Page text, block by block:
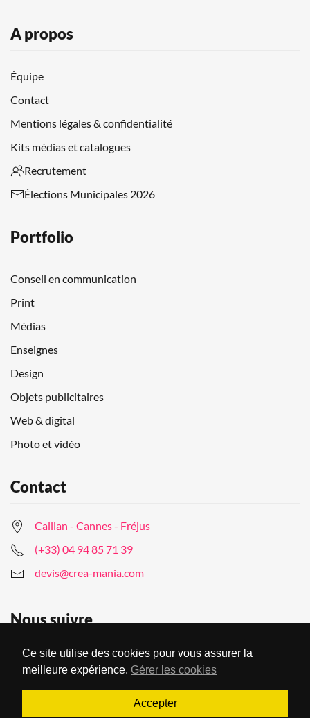
A propos
Équipe
Contact
Mentions légales & confidentialité
Kits médias et catalogues
Recrutement
Élections Municipales 2026
Portfolio
Conseil en communication
Print
Médias
Enseignes
Design
Objets publicitaires
Web & digital
Photo et vidéo
Contact
Callian - Cannes - Fréjus
(+33) 04 94 85 71 39
devis@crea-mania.com
Nous suivre
© Creamania Communication 2022
Ce site utilise des cookies pour vous assurer la
meilleure expérience. Gérer les cookies
Accepter